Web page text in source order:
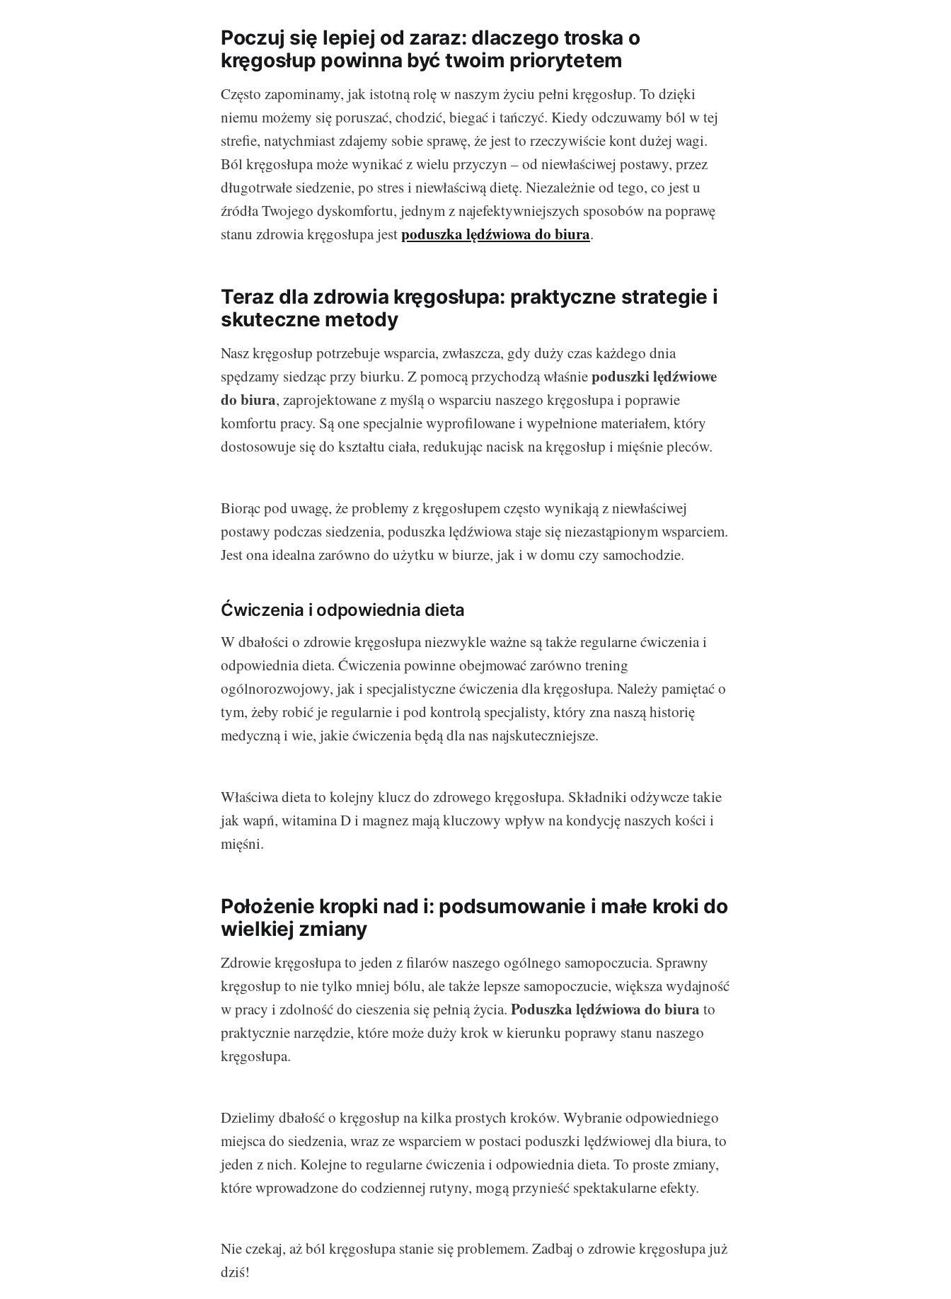
Poczuj się lepiej od zaraz: dlaczego troska o
kręgosłup powinna być twoim priorytetem
Często zapominamy, jak istotną rolę w naszym życiu pełni kręgosłup. To dzięki
niemu możemy się poruszać, chodzić, biegać i tańczyć. Kiedy odczuwamy ból w tej
strefie, natychmiast zdajemy sobie sprawę, że jest to rzeczywiście kont dużej wagi.
Ból kręgosłupa może wynikać z wielu przyczyn – od niewłaściwej postawy, przez
długotrwałe siedzenie, po stres i niewłaściwą dietę. Niezależnie od tego, co jest u
źródła Twojego dyskomfortu, jednym z najefektywniejszych sposobów na poprawę
stanu zdrowia kręgosłupa jestpoduszka lędźwiowa do biura.
Teraz dla zdrowia kręgosłupa: praktyczne strategie i
skuteczne metody
Nasz kręgosłup potrzebuje wsparcia, zwłaszcza, gdy duży czas każdego dnia
spędzamy siedząc przy biurku. Z pomocą przychodzą właśniepoduszki lędźwiowe
do biura, zaprojektowane z myślą o wsparciu naszego kręgosłupa i poprawie
komfortu pracy. Są one specjalnie wyprofilowane i wypełnione materiałem, który
dostosowuje się do kształtu ciała, redukując nacisk na kręgosłup i mięśnie pleców.
Biorąc pod uwagę, że problemy z kręgosłupem często wynikają z niewłaściwej
postawy podczas siedzenia, poduszka lędźwiowa staje się niezastąpionym wsparciem.
Jest ona idealna zarówno do użytku w biurze, jak i w domu czy samochodzie.
Ćwiczenia i odpowiednia dieta
W dbałości o zdrowie kręgosłupa niezwykle ważne są także regularne ćwiczenia i
odpowiednia dieta. Ćwiczenia powinne obejmować zarówno trening
ogólnorozwojowy, jak i specjalistyczne ćwiczenia dla kręgosłupa. Należy pamiętać o
tym, żeby robić je regularnie i pod kontrolą specjalisty, który zna naszą historię
medyczną i wie, jakie ćwiczenia będą dla nas najskuteczniejsze.
Właściwa dieta to kolejny klucz do zdrowego kręgosłupa. Składniki odżywcze takie
jak wapń, witamina D i magnez mają kluczowy wpływ na kondycję naszych kości i
mięśni.
Położenie kropki nad i: podsumowanie i małe kroki do
wielkiej zmiany
Zdrowie kręgosłupa to jeden z filarów naszego ogólnego samopoczucia. Sprawny
kręgosłup to nie tylko mniej bólu, ale także lepsze samopoczucie, większa wydajność
w pracy i zdolność do cieszenia się pełnią życia. Poduszka lędźwiowa do biura to
praktycznie narzędzie, które może duży krok w kierunku poprawy stanu naszego
kręgosłupa.
Dzielimy dbałość o kręgosłup na kilka prostych kroków. Wybranie odpowiedniego
miejsca do siedzenia, wraz ze wsparciem w postaci poduszki lędźwiowej dla biura, to
jeden z nich. Kolejne to regularne ćwiczenia i odpowiednia dieta. To proste zmiany,
które wprowadzone do codziennej rutyny, mogą przynieść spektakularne efekty.
Nie czekaj, aż ból kręgosłupa stanie się problemem. Zadbaj o zdrowie kręgosłupa już
dziś!